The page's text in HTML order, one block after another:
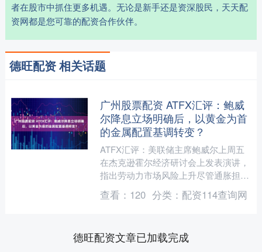
者在股市中抓住更多机遇。无论是新手还是资深股民，天天配
资网都是您可靠的配资合作伙伴。
德旺配资 相关话题
广州股票配资 ATFX汇评：鲍威
尔降息立场明确后，以黄金为首
的金属配置基调转变？
ATFX汇评：美联储主席鲍威尔上周五
在杰克逊霍尔经济研讨会上发表演讲，
指出劳动力市场风险上升尽管通胀担忧
依然存在。对政策敏感的两年期美国国
债收益率暴跌，而衡量美....
查看： 120 分类： 配资114查询网
德旺配资文章已加载完成